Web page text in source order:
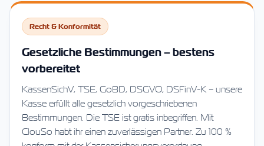
Recht & Konformität
Gesetzliche Bestimmungen – bestens
vorbereitet
KassenSichV, TSE, GoBD, DSGVO, DSFinV-K – unsere
Kasse erfüllt alle gesetzlich vorgeschriebenen
Bestimmungen. Die TSE ist gratis inbegriffen. Mit
ClouSo habt ihr einen zuverlässigen Partner. Zu 100 %